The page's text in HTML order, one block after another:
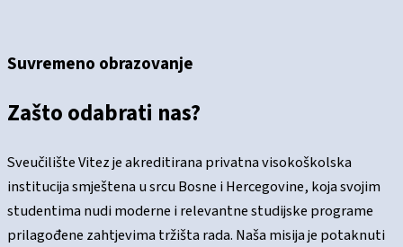
Suvremeno obrazovanje
Zašto odabrati nas?
Sveučilište Vitez je akreditirana privatna visokoškolska
institucija smještena u srcu Bosne i Hercegovine, koja svojim
studentima nudi moderne i relevantne studijske programe
prilagođene zahtjevima tržišta rada. Naša misija je potaknuti